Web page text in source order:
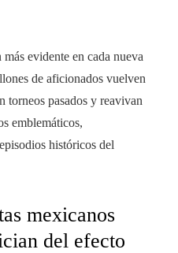
evidente en cada nueva
de aficionados vuelven
torneos pasados y reavivan
emblemáticos,
históricos del
mexicanos
del efecto